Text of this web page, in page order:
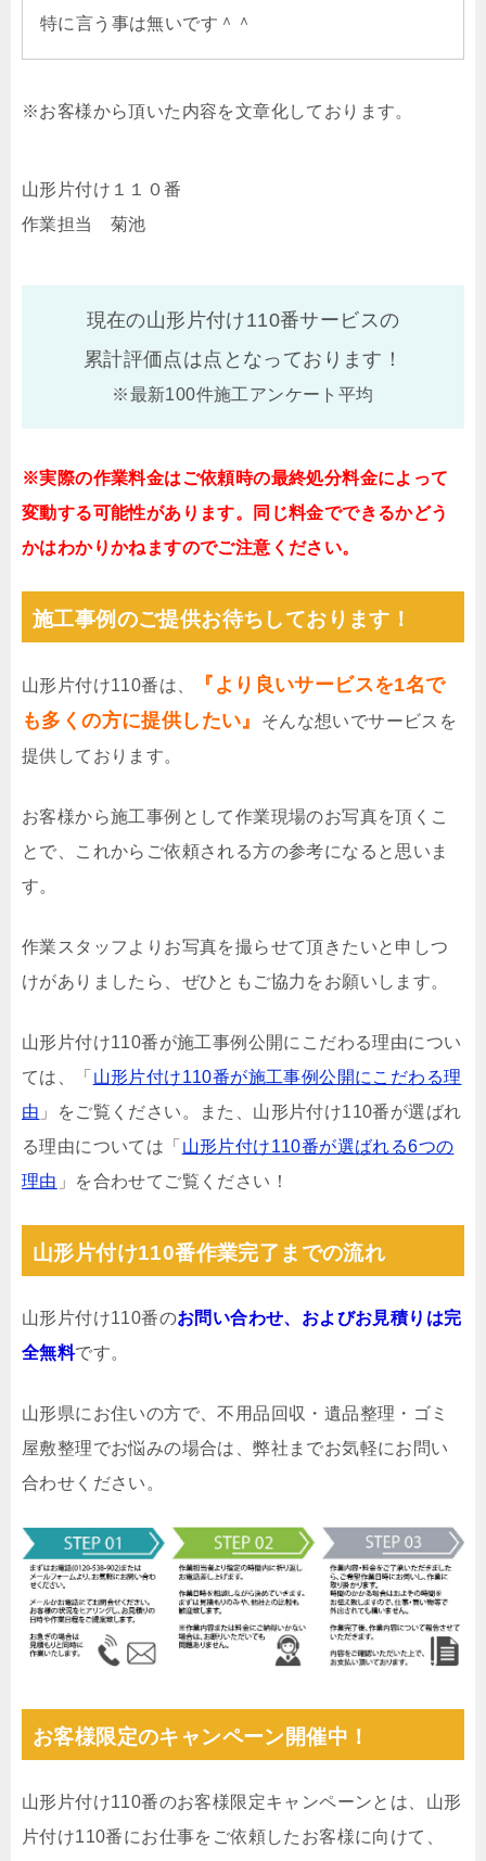
特に言う事は無いです＾＾
※お客様から頂いた内容を文章化しております。
山形片付け１１０番
作業担当 菊池
現在の山形片付け110番サービスの
累計評価点は点となっております！
※最新100件施工アンケート平均
※実際の作業料金はご依頼時の最終処分料金によって
変動する可能性があります。同じ料金でできるかどう
かはわかりかねますのでご注意ください。
施工事例のご提供お待ちしております！
山形片付け110番は、
『より良いサービスを1名で
も多くの方に提供したい』
そんな想いでサービスを
提供しております。
お客様から施工事例として作業現場のお写真を頂くこ
とで、これからご依頼される方の参考になると思いま
す。
作業スタッフよりお写真を撮らせて頂きたいと申しつ
けがありましたら、ぜひともご協力をお願いします。
山形片付け110番が施工事例公開にこだわる理由につい
ては、「 山形片付け110番が施工事例公開にこだわる理
由 」をご覧ください。また、山形片付け110番が選ばれ
る理由については「 山形片付け110番が選ばれる6つの
理由 」を合わせてご覧ください！
山形片付け110番作業完了までの流れ
山形片付け110番のお問い合わせ、およびお見積りは完
全無料です。
山形県にお住いの方で、不用品回収・遺品整理・ゴミ
屋敷整理でお悩みの場合は、弊社までお気軽にお問い
合わせください。
お客様限定のキャンペーン開催中！
山形片付け110番のお客様限定キャンペーンとは、山形
片付け110番にお仕事をご依頼したお客様に向けて、